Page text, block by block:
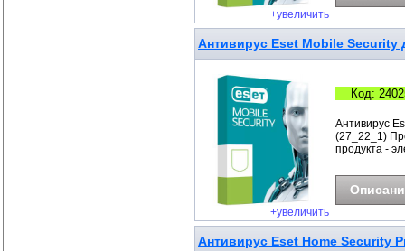
+увеличить
Антивирус Eset Mobile Security
+увеличить
Код:
Антивирус
(27_22_1)
продукта -
Антивирус Eset Home Security